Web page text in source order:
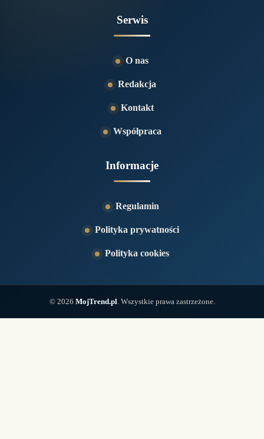
Serwis
O nas
Redakcja
Kontakt
Współpraca
Informacje
Regulamin
Polityka prywatności
Polityka cookies
© 2026 MojTrend.pl . Wszystkie prawa zastrzeżone.